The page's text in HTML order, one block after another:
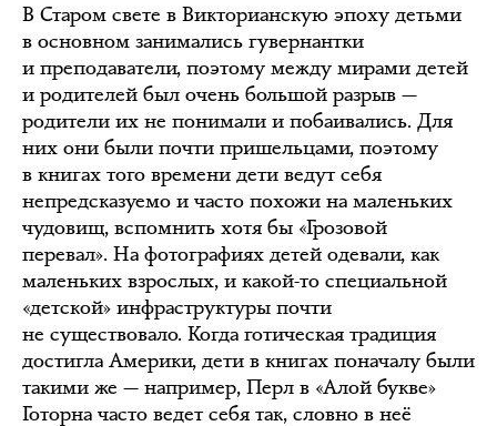
В Старом свете в Викторианскую эпоху детьми
в основном занимались гувернантки
и преподаватели, поэтому между мирами детей
и родителей был очень большой разрыв —
родители их не понимали и побаивались. Для
них они были почти пришельцами, поэтому
в книгах того времени дети ведут себя
непредсказуемо и часто похожи на маленьких
чудовищ, вспомнить хотя бы «Грозовой
перевал». На фотографиях детей одевали, как
маленьких взрослых, и какой-то специальной
«детской» инфраструктуры почти
не существовало. Когда готическая традиция
достигла Америки, дети в книгах поначалу были
такими же — например, Перл в «Алой букве»
Готорна часто ведет себя так, словно в неё